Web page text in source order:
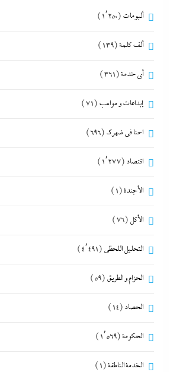
ألبومات (1٬250)
ألف كلمة(139)
أي خدمة(361)
إبداعات و مواهب (71)
احنا في ضهرك (696)
اقتصاد (1٬277)
الأجندة(1)
الأكل (76)
التحليل اللحظي (4٬491)
الحزام و الطريق (59)
الحصاد (14)
الحكومة(1٬569)
الخدمة الناطقة(1)